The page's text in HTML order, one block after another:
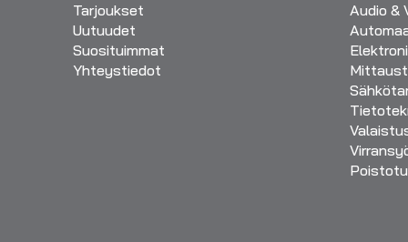
Tarjoukset
Uutuudet
Suosituimmat
Yhteystiedot
Audio &